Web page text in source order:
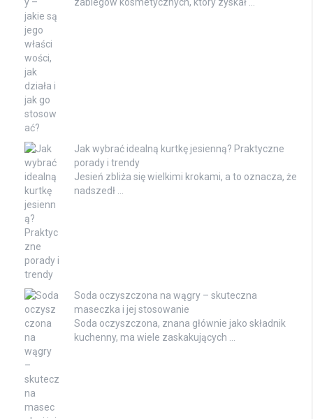
zabiegów kosmetycznych, który zyskał …
Jak wybrać idealną kurtkę jesienną? Praktyczne
porady i trendy
Jesień zbliża się wielkimi krokami, a to oznacza, że
nadszedł …
Soda oczyszczona na wągry – skuteczna
maseczka i jej stosowanie
Soda oczyszczona, znana głównie jako składnik
kuchenny, ma wiele zaskakujących …